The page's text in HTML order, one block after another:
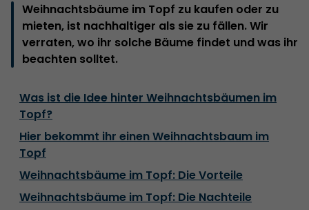
Weihnachtsbäume im Topf zu kaufen oder zu
mieten, ist nachhaltiger als sie zu fällen. Wir
verraten, wo ihr solche Bäume findet und was ihr
beachten solltet.
Was ist die Idee hinter Weihnachtsbäumen im
Topf?
Hier bekommt ihr einen Weihnachtsbaum im
Topf
Weihnachtsbäume im Topf: Die Vorteile
Weihnachtsbäume im Topf: Die Nachteile